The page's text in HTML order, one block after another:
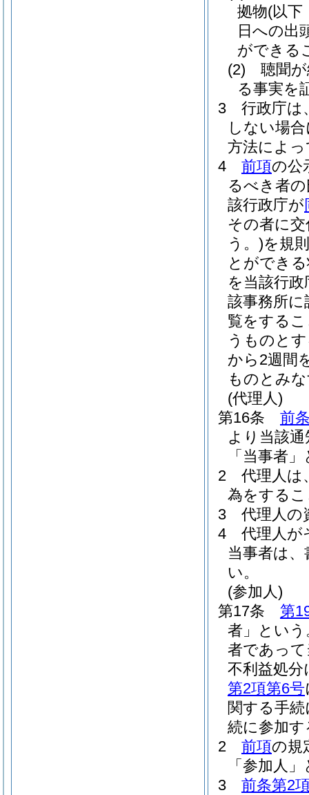
拠物(以下
日への出
ができる
(2)
聴聞
る事実を
3
行政庁は
しない場
方法によ
4
前項の公
るべき者
該行政庁が
その者に
う。)を規
とができ
を当該行
該事務所
覧をする
うものと
から2週間
ものとみ
(代理人)
第16条
前
より当該
「当事者
2
代理人は
為をする
3
代理人の
4
代理人が
当事者は
い。
(参加人)
第17条
第
者」という
者であっ
不利益処
第2項第6号
関する手
続に参加
2
前項の規
「参加人
3
前条第2